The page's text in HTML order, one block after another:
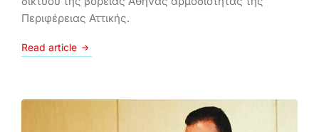
Περιφέρειας Αττικής.
Read article